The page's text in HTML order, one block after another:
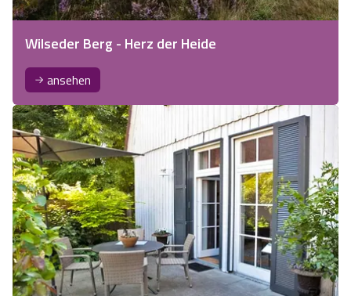
Wilseder Berg - Herz der Heide
ansehen